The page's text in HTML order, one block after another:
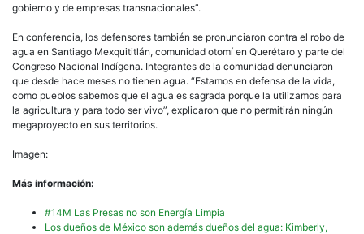
gobierno y de empresas transnacionales”.
En conferencia, los defensores también se pronunciaron contra el robo de
agua en Santiago Mexquititlán, comunidad otomí en Querétaro y parte del
Congreso Nacional Indígena. Integrantes de la comunidad denunciaron
que desde hace meses no tienen agua. “Estamos en defensa de la vida,
como pueblos sabemos que el agua es sagrada porque la utilizamos para
la agricultura y para todo ser vivo”, explicaron que no permitirán ningún
megaproyecto en sus territorios.
Imagen:
Más información:
#14M Las Presas no son Energía Limpia
Los dueños de México son además dueños del agua: Kimberly,